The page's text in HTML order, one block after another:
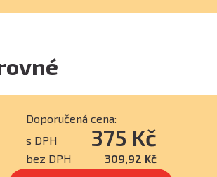
Doporučená cena:
s DPH
375 Kč
bez DPH 309,92 Kč